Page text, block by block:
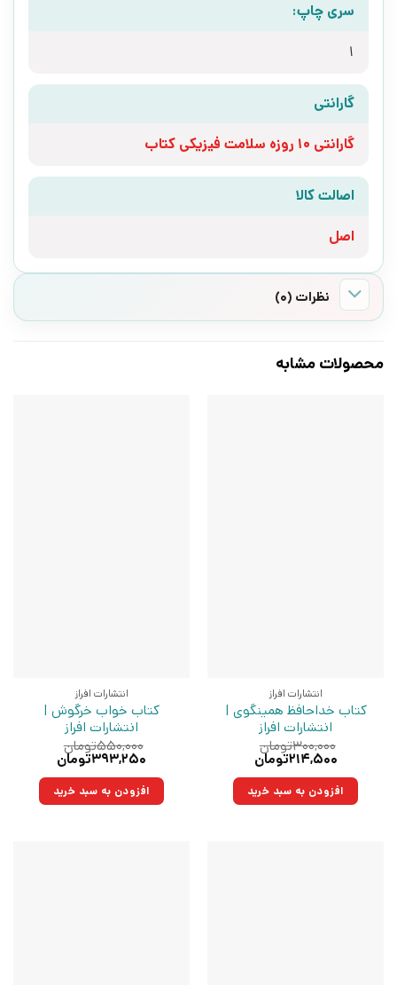
سری چاپ:
1
گارانتی
گارانتی 10 روزه سلامت فیزیکی کتاب
اصالت کالا
اصل
نظرات (0)
محصولات مشابه
انتشارات افراز
کتاب خداحافظ همینگوی |
انتشارات افراز
۳۰۰,۰۰۰تومان
قیمت
۳۰۰,۰۰۰تومان
بود.
۲۱۴,۵۰۰تومان
۲۱۴,۵۰۰تومان.افزودن به سبد خرید
انتشارات افراز
کتاب خواب خرگوش |
انتشارات افراز
۵۵۰,۰۰۰تومان
قیمت
۵۵۰,۰۰۰تومان
بود.
۳۹۳,۲۵۰تومان
۳۹۳,۲۵۰تومان.افزودن به سبد خرید